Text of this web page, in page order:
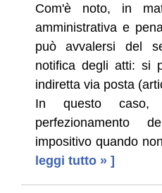
Com'è noto, in
amministrativa e
può avvalersi del
notifica degli atti: si
indiretta via posta
In questo
perfezionamento
impositivo quando
leggi tutto » ]